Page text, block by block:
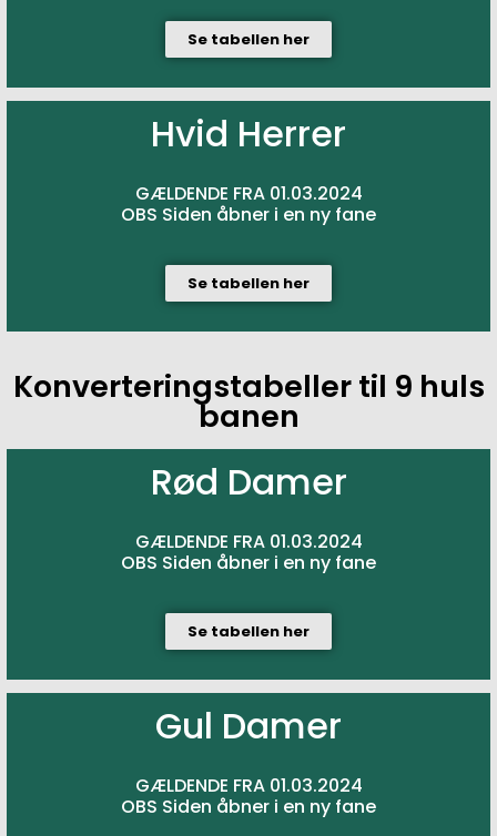
Se tabellen her
Hvid Herrer
GÆLDENDE FRA 01.03.2024
OBS Siden åbner i en ny fane
Se tabellen her
Konverteringstabeller til 9 huls
banen
Rød Damer
GÆLDENDE FRA 01.03.2024
OBS Siden åbner i en ny fane
Se tabellen her
Gul Damer
GÆLDENDE FRA 01.03.2024
OBS Siden åbner i en ny fane